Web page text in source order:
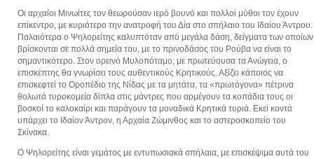
Οι αρχαίοι Μινωίτες τον θεωρούσαν ιερό βουνό και πολλοί μύθοι τον έχουν
επίκεντρο, με κυριότερο την ανατροφή του Δία στο σπήλαιο του Ιδαίου Άντρου.
Παλαιότερα ο Ψηλορείτης καλυπτόταν από μεγάλα δάση, δείγματα των οποίων
βρίσκονται σε πολλά σημεία του, με το πρινοδάσος του Ρούβα να είναι το
σημαντικότερο. Στον ορεινό Μυλοπόταμο, με πρωτεύουσα τα Ανώγεια, ο
επισκέπτης θα γνωρίσει τους αυθεντικούς Κρητικούς. Αξίζει κάποιος να
επισκεφτεί το Οροπέδιο της Νίδας με τα μητάτα, τα «πρωτόγονα» πέτρινα
θολωτά τυροκομεία δίπλα στις μάντρες που αρμέγουν τα κοπάδια τους οι
βοσκοί το καλοκαίρι και παράγουν τα μοναδικά Κρητικά τυριά. Εκεί κοντά
υπάρχει το Ιδαίον Άντρον, η Αρχαία Ζώμινθος και το αστεροσκοπείο του
Σκίνακα.
Ο Ψηλορείτης είναι γεμάτος με εντυπωσιακά σπήλαια, με επισκέψιμα αυτά του